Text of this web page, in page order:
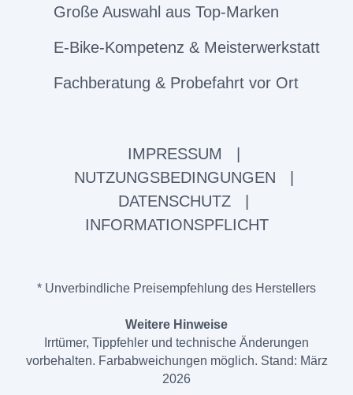
Große Auswahl aus Top-Marken
E-Bike-Kompetenz & Meisterwerkstatt
Fachberatung & Probefahrt vor Ort
IMPRESSUM
NUTZUNGSBEDINGUNGEN
DATENSCHUTZ
INFORMATIONSPFLICHT
* Unverbindliche Preisempfehlung des Herstellers
Weitere Hinweise
Irrtümer, Tippfehler und technische Änderungen
vorbehalten. Farbabweichungen möglich. Stand: März
2026